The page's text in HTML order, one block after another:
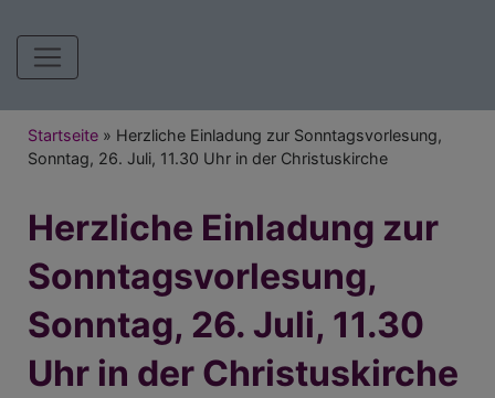
Hauptnavigation
Breadcrumb
Startseite
Herzliche Einladung zur Sonntagsvorlesung,
Sonntag, 26. Juli, 11.30 Uhr in der Christuskirche
Herzliche Einladung zur
Sonntagsvorlesung,
Sonntag, 26. Juli, 11.30
Uhr in der Christuskirche